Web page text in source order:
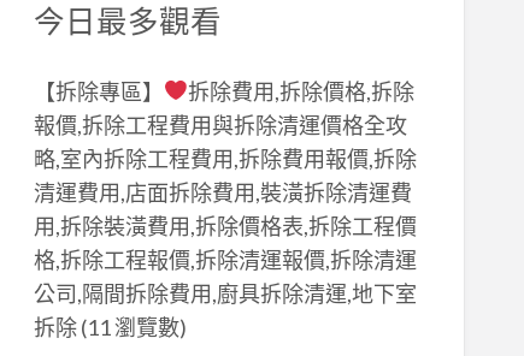
今日最多觀看
【拆除專區】
拆除費用,拆除價格,拆除
報價,拆除工程費用與拆除清運價格全攻
略,室內拆除工程費用,拆除費用報價,拆除
清運費用,店面拆除費用,裝潢拆除清運費
用,拆除裝潢費用,拆除價格表,拆除工程價
格,拆除工程報價,拆除清運報價,拆除清運
公司,隔間拆除費用,廚具拆除清運,地下室
拆除(11 瀏覽數)